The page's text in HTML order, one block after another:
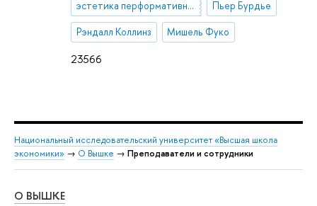
23566
эстетика перформативности Пьер Бурдье
Рэндалл Коллинз Мишель Фуко
Национальный исследовательский университет «Высшая школа
экономики» → О Вышке → Преподаватели и сотрудники
О ВЫШКЕ